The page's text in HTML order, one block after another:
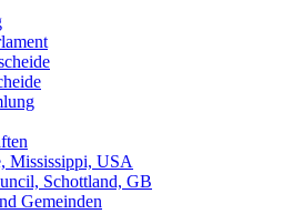
Mississippi, USA
Schottland, GB
Gemeinden